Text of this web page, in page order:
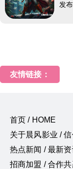
发
友情链接：
首页 / HOME
关于晨风影业 /
热点新闻 / 最新
招商加盟 / 合作